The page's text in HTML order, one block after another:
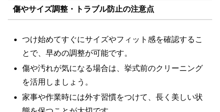
傷やサイズ調整・トラブル防止の注意点
つけ始めてすぐにサイズやフィット感を確認するこ
とで、早めの調整が可能です。
傷や汚れが気になる場合は、挙式前のクリーニング
を活用しましょう。
家事や作業時には外す習慣をつけて、長く美しい状